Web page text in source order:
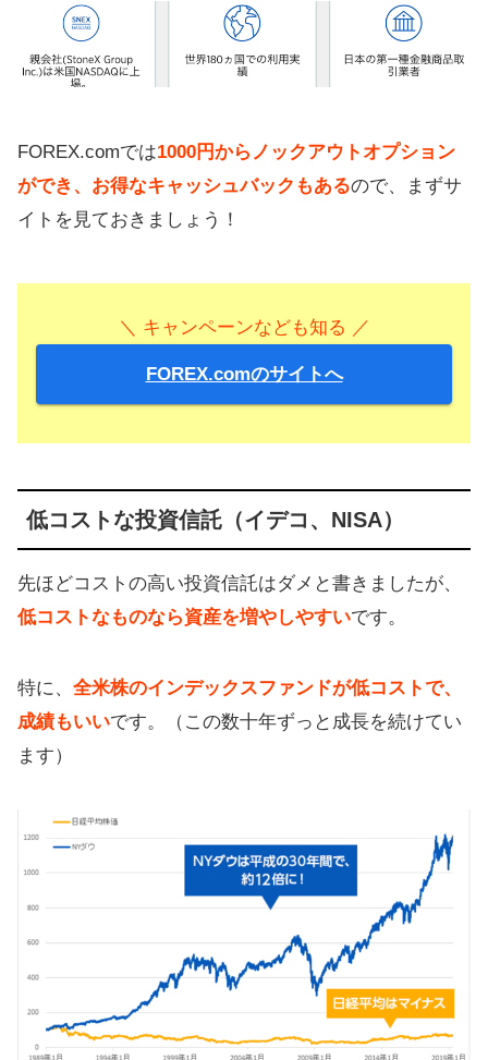
FOREX.comでは1000円からノックアウトオプション
ができ、お得なキャッシュバックもあるので、まずサ
イトを見ておきましょう！
＼ キャンペーンなども知る ／
FOREX.comのサイトへ
低コストな投資信託（イデコ、NISA）
先ほどコストの高い投資信託はダメと書きましたが、
低コストなものなら資産を増やしやすいです。
特に、 全米株のインデックスファンドが低コストで、
成績もいいです。（この数十年ずっと成長を続けてい
ます）